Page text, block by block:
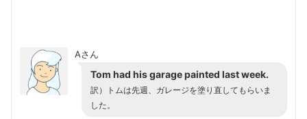
Aさん
Tom had his garage painted last week.
訳）トムは先週、ガレージを塗り直してもらいま
した。